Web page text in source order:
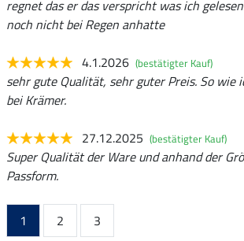
regnet das er das verspricht was ich
noch nicht bei Regen anhatte
4.1.2026 (bestätigter Kauf)
sehr gute Qualität, sehr guter Preis. So wie
bei Krämer.
27.12.2025 (bestätigter Kauf)
Super Qualität der Ware und anhand der
Passform.
1 2
3